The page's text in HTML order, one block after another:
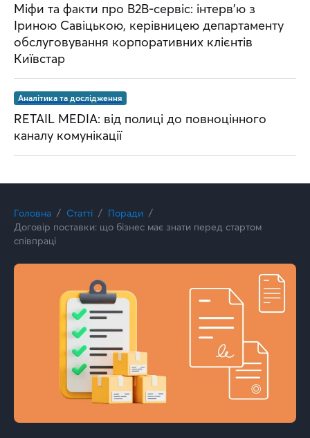
Міфи та факти про B2B-сервіс: інтерв’ю з
Іриною Савіцькою, керівницею департаменту
обслуговування корпоративних клієнтів
Київстар
Аналітика та дослідження
RETAIL MEDIA: від полиці до повноцінного
каналу комунікації
Головна Статті
Поради
Договір поставки: що бізнес має знати перед стартом
співпраці